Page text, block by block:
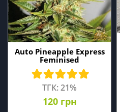
Auto Pineapple Express
Feminised
ТГК: 21%
120 грн